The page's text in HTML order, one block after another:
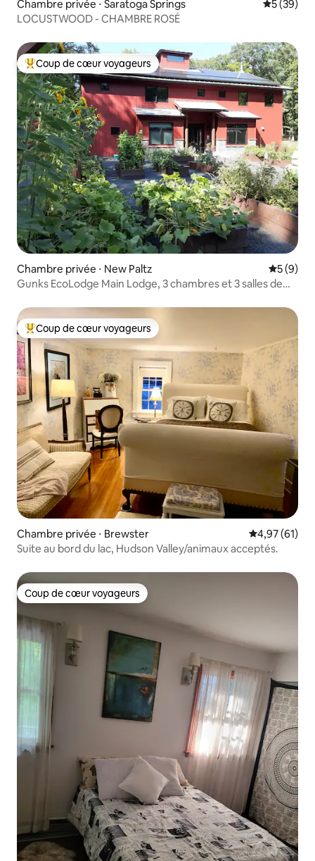
Chambre privée ⋅ Saratoga Springs
5 (39)
LOCUSTWOOD - CHAMBRE ROSÉ
Coups de cœur voyageurs les plus appréciés
Coup de cœur voyageurs
Chambre privée ⋅ New Paltz
5 (9)
Gunks EcoLodge Main Lodge, 3 chambres et 3 salles de
Coups de cœur voyageurs les plus appréciés
Coup de cœur voyageurs
Chambre privée ⋅ Brewster Évaluation
4,97 (61)
Suite au bord du lac, Hudson Valley/animaux acceptés.
Coup de cœur voyageurs
Coup de cœur voyageurs